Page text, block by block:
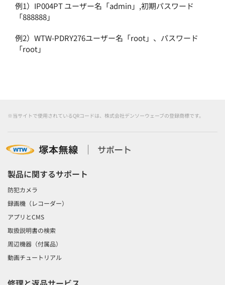
例1）IP004PTユーザー名「admin 」 ,初期パスワード
「888888」
例2）WTW-PDRY276ユーザー名「root」、パスワード
「root」
※当サイトで使用されているQRコードは、株式会社デンソーウェーブの登録商標です。
製品に関するサポート
防犯カメラ
録画機（レコーダー）
アプリとCMS
取扱説明書の検索
周辺機器（付属品）
動画チュートリアル